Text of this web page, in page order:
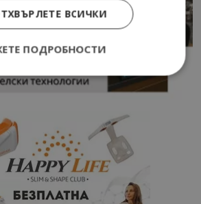
ВСИЧКИ
ПОДРОБНОСТИ
Функционалност
бисквитки позволяват
на уебсайта, като
влизане и управление на
не може да се използва
строго необходими бисквитки.